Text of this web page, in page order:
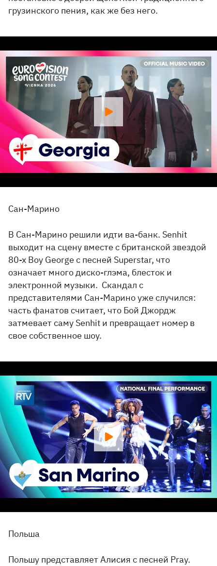
грузинского пения, как же без него.
Сан-Марино
В Сан-Марино решили идти ва-банк. Senhit
выходит на сцену вместе с британской звездой
80-х Boy George с песней Superstar, что
означает много диско-глэма, блесток и
электронной музыки. Скандал с
представителями Сан-Марино уже случился:
часть фанатов считает, что Бой Джордж
затмевает саму Senhit и превращает номер в
свое собственное шоу.
Польша
Польшу представляет Алисия с песней Pray.